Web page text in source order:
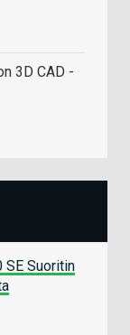
3D CAD -
Suoritin